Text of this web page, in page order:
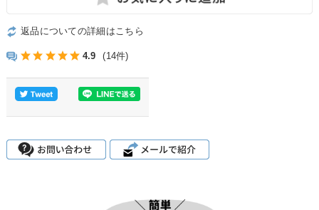
返品についての詳細はこちら
4.9 (14件)